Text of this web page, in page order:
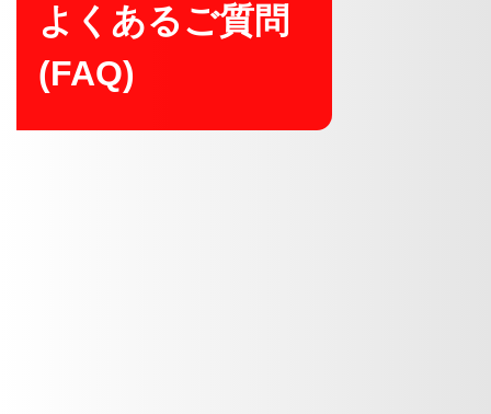
よくあるご質問
(FAQ)